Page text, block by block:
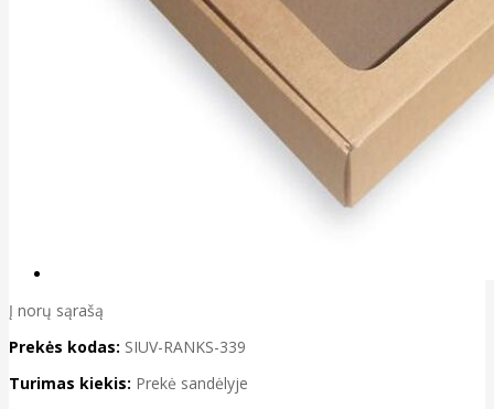
Į norų sąrašą
Prekės kodas: SIUV-RANKS-339
Turimas kiekis: Prekė sandėlyje